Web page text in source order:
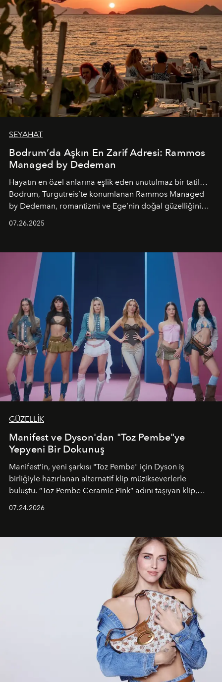
SEYAHAT
Bodrum’da Aşkın En Zarif Adresi: Rammos
Managed by Dedeman
Hayatın en özel anlarına eşlik eden unutulmaz bir tatil…
Bodrum, Turgutreis’te konumlanan Rammos Managed
by Dedeman, romantizmi ve Ege’nin doğal güzelliğini
07.26.2025
GÜZELLİK
Manifest ve Dyson'dan "Toz Pembe"ye
Yepyeni Bir Dokunuş
Manifest’in, yeni şarkısı "Toz Pembe" için Dyson iş
birliğiyle hazırlanan alternatif klip müzikseverlerle
buluştu. “Toz Pembe Ceramic Pink” adını taşıyan klip,
unsurlarından biri olarak öne çıkıyor.
07.24.2026